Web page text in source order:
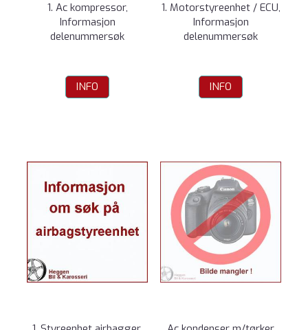
1. Ac kompressor,
Informasjon
delenummersøk
INFO
1. Motorstyreenhet / ECU,
Informasjon
delenummersøk
INFO